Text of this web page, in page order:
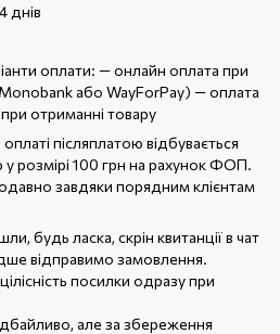
днів
оплати: — онлайн оплата при
або WayForPay) — оплата
отриманні товару
післяплатою відбувається
розмірі 100 грн на рахунок ФОП.
завдяки порядним клієнтам
будь ласка, скрін квитанції в чат
відправимо замовлення.
посилки одразу при
але за збереження